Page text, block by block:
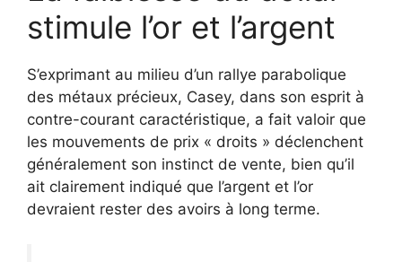
stimule l’or et l’argent
S’exprimant au milieu d’un rallye parabolique
des métaux précieux, Casey, dans son esprit à
contre-courant caractéristique, a fait valoir que
les mouvements de prix « droits » déclenchent
généralement son instinct de vente, bien qu’il
ait clairement indiqué que l’argent et l’or
devraient rester des avoirs à long terme.